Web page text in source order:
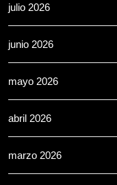
julio 2026
junio 2026
mayo 2026
abril 2026
marzo 2026